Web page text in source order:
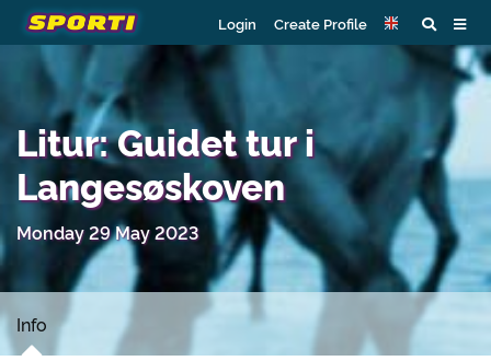
Login Create Profile
Litur: Guidet tur i
Langesøskoven
Monday 29 May 2023
Info